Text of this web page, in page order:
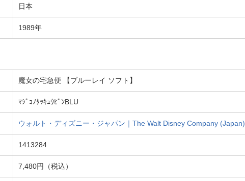
日本
1989年
魔女の宅急便 【ブルーレイ ソフト】
ﾏｼﾞｮﾉﾀｯｷｭｳﾋﾞﾝBLU
ウォルト・ディズニー・ジャパン｜The Walt Disney Company (Japan)
1413284
7,480円（税込）